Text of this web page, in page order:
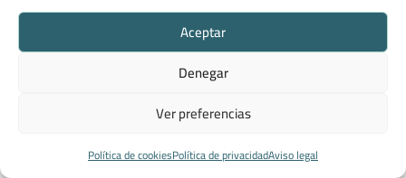
Aceptar
Denegar
Ver preferencias
Política de cookiesPolítica de privacidadAviso legal